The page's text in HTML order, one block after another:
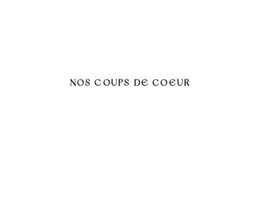
NOS COUPS DE COEUR